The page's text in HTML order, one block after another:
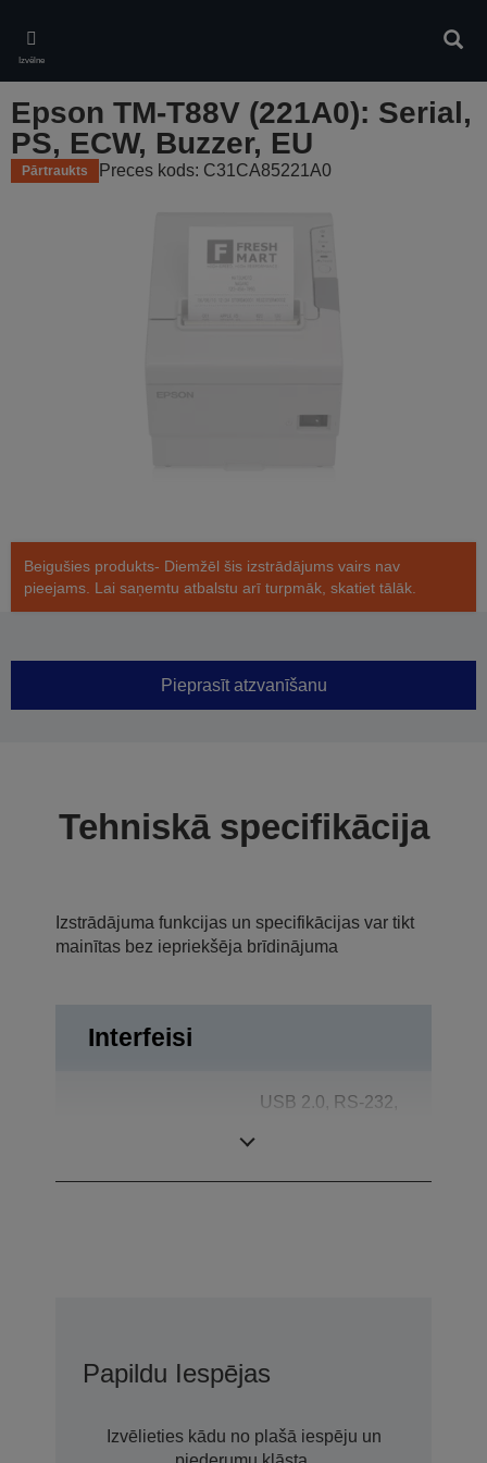
main
content
Izvēlne
Epson TM-T88V (221A0): Serial,
PS, ECW, Buzzer, EU
Pārtraukts Preces kods: C31CA85221A0
Beigušies produkts- Diemžēl šis izstrādājums vairs nav
pieejams. Lai saņemtu atbalstu arī turpmāk, skatiet tālāk.
Pieprasīt atzvanīšanu
Tehniskā specifikācija
Izstrādājuma funkcijas un specifikācijas var tikt
mainītas bez iepriekšēja brīdinājuma
Interfeisi
USB 2.0, RS-232,
Papildu Iespējas
Izvēlieties kādu no plašā iespēju un